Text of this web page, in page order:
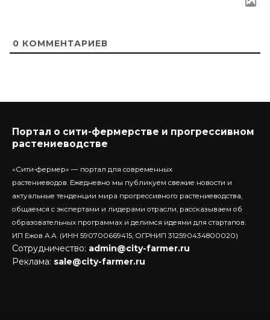
0 КОММЕНТАРИЕВ
Портал о сити-фермерстве и прогрессивном
растениеводстве
«Сити-фермер» — портал для современных
растениеводов. Ежедневно мы публикуем свежие новости и
актуальные тенденции мира прогрессивного растениеводства,
общаемся с экспертами и лидерами отрасли, рассказываем об
образовательных программах и делимся идеями для стартапов.
ИП Ежов А.А. (ИНН 590700669415, ОГРНИП 312590434800020)
Сотрудничество: admin@city-farmer.ru
Реклама: sale@city-farmer.ru